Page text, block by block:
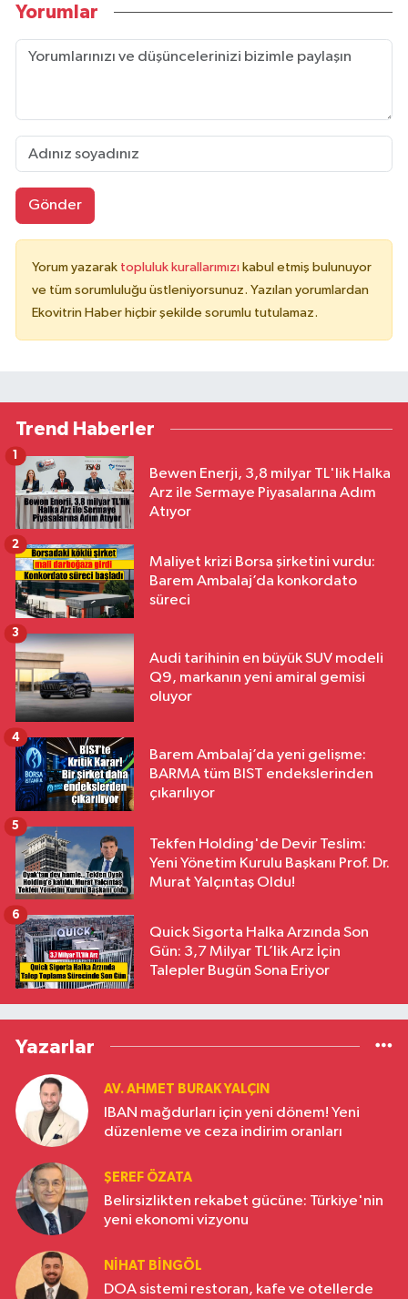
Yorumlar
Gönder
Yorum yazarak topluluk kurallarımızı kabul etmiş bulunuyor
ve tüm sorumluluğu üstleniyorsunuz. Yazılan yorumlardan
Ekovitrin Haber hiçbir şekilde sorumlu tutulamaz.
Trend Haberler
Bewen Enerji, 3,8 milyar TL'lik Halka
Arz ile Sermaye Piyasalarına Adım
Atıyor
1
Maliyet krizi Borsa şirketini vurdu:
Barem Ambalaj’da konkordato
süreci
2
Audi tarihinin en büyük SUV modeli
Q9, markanın yeni amiral gemisi
oluyor
3
Barem Ambalaj’da yeni gelişme:
BARMA tüm BIST endekslerinden
çıkarılıyor
4
Tekfen Holding'de Devir Teslim:
Yeni Yönetim Kurulu Başkanı Prof. Dr.
Murat Yalçıntaş Oldu!
5
Quick Sigorta Halka Arzında Son
Gün: 3,7 Milyar TL’lik Arz İçin
Talepler Bugün Sona Eriyor
6
Yazarlar
AV. AHMET BURAK YALÇIN
IBAN mağdurları için yeni dönem! Yeni
düzenleme ve ceza indirim oranları
ŞEREF ÖZATA
Belirsizlikten rekabet gücüne: Türkiye'nin
yeni ekonomi vizyonu
NIHAT BINGÖL
DOA sistemi restoran, kafe ve otellerde